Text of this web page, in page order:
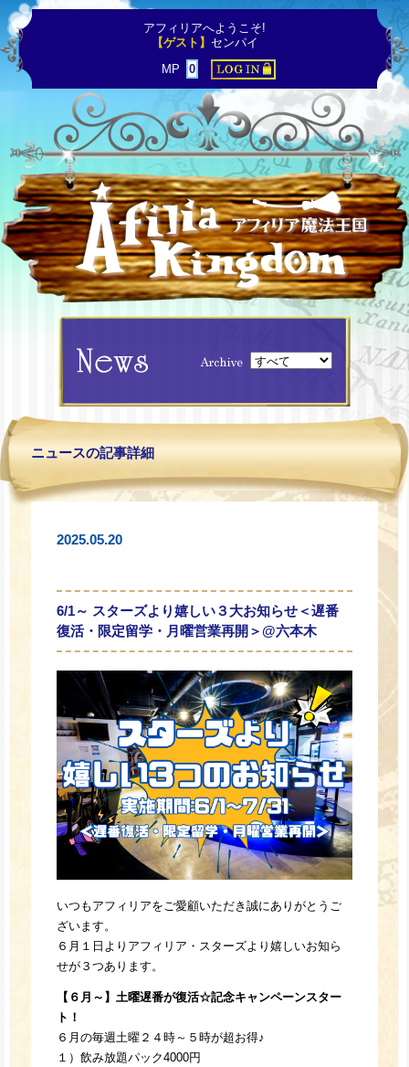
アフィリアへようこそ!
【ゲスト】 センパイ
MP
0
ニュースの記事詳細
2025.05.20
6/1～ スターズより嬉しい３大お知らせ＜遅番
復活・限定留学・月曜営業再開＞@六本木
いつもアフィリアをご愛顧いただき誠にありがとうご
ざいます。
６月１日よりアフィリア・スターズより嬉しいお知ら
せが３つあります。
【６月～】土曜遅番が復活☆記念キャンペーンスター
ト！
６月の毎週土曜２４時～５時が超お得♪
１）飲み放題パック4000円